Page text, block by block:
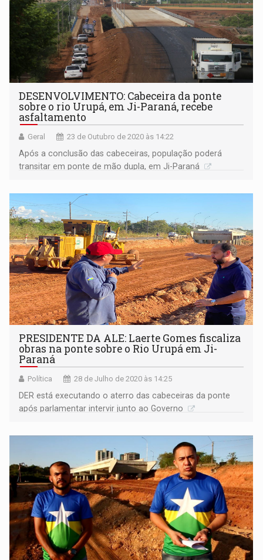
DESENVOLVIMENTO: Cabeceira da ponte
sobre o rio Urupá, em Ji-Paraná, recebe
asfaltamento
Geral 23 de Outubro de 2020 às 14:22
Após a conclusão das cabeceiras, população poderá
transitar em ponte de mão dupla, em Ji-Paraná
PRESIDENTE DA ALE: Laerte Gomes fiscaliza
obras na ponte sobre o Rio Urupá em Ji-
Paraná
Política 28 de Julho de 2020 às 14:25
DER está executando o aterro das cabeceiras da ponte
após parlamentar intervir junto ao Governo